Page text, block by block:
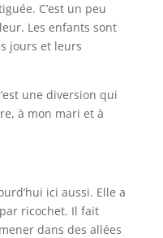
C’est un peu
Les enfants sont
jours et leurs
une diversion qui
à mon mari et à
ici aussi. Elle a
ricochet. Il fait
dans des allées